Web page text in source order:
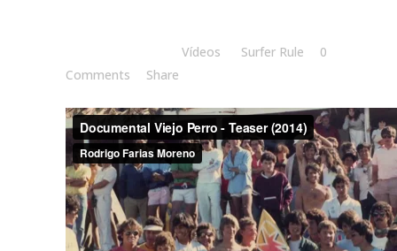
Vídeos Surfer Rule
0
Comments
Share